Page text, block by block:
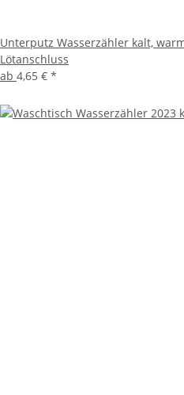
Unterputz Wasserzähler kalt,
Lötanschluss
ab 4,65 € *